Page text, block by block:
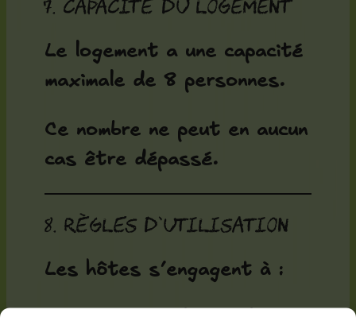
7. Capacité du logement
Le logement a une capacité
maximale de 8 personnes.
Ce nombre ne peut en aucun
cas être dépassé.
8. Règles d’utilisation
Les hôtes s’engagent à :